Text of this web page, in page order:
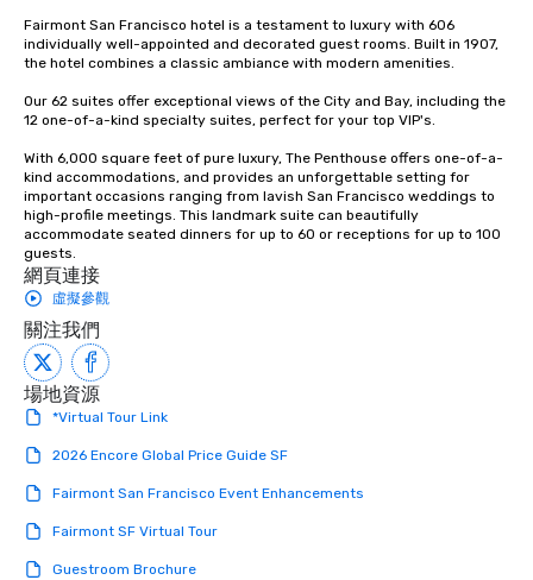
Fairmont San Francisco hotel is a testament to luxury with 606
individually well-appointed and decorated guest rooms. Built in 1907,
the hotel combines a classic ambiance with modern amenities.
Our 62 suites offer exceptional views of the City and Bay, including the
12 one-of-a-kind specialty suites, perfect for your top VIP's.
With 6,000 square feet of pure luxury, The Penthouse offers one-of-a-
kind accommodations, and provides an unforgettable setting for
important occasions ranging from lavish San Francisco weddings to
high-profile meetings. This landmark suite can beautifully
accommodate seated dinners for up to 60 or receptions for up to 100
guests.
網頁連接
虛擬參觀
關注我們
場地資源
*Virtual Tour Link
2026 Encore Global Price Guide SF
Fairmont San Francisco Event Enhancements
Fairmont SF Virtual Tour
Guestroom Brochure